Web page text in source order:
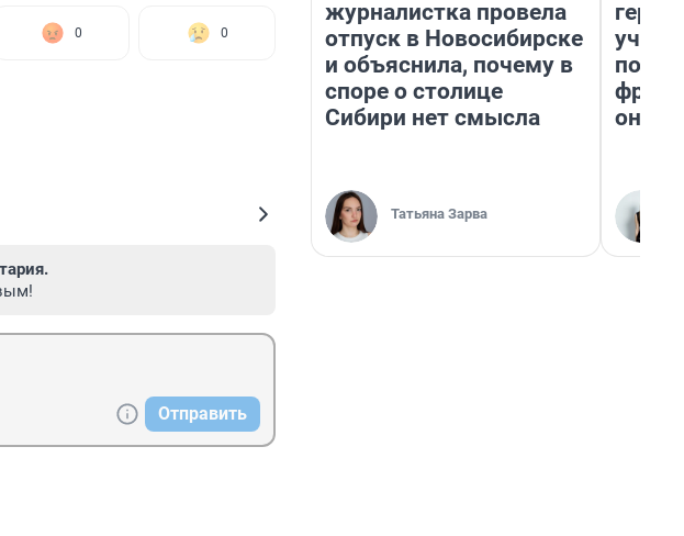
0 0
Отправить
журналистка провела
отпуск в Новосибирске
и объяснила, почему в
споре о столице
Сибири нет смысла
Татьяна Зарва
учит
она